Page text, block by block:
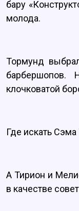
бару
молода.
Тормунд
клочковатой
Где искать
А Тирион и
в качестве